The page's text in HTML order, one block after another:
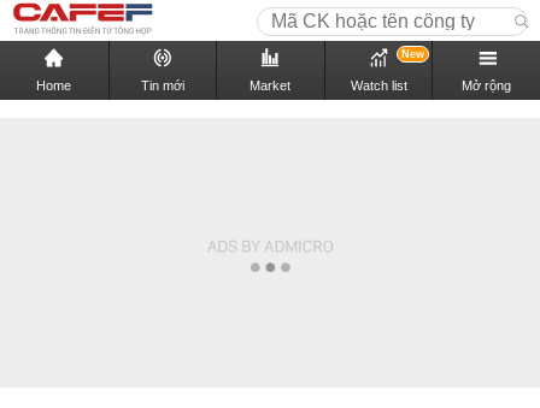
Home Tin mới Market Watch list
New
Mở rộng